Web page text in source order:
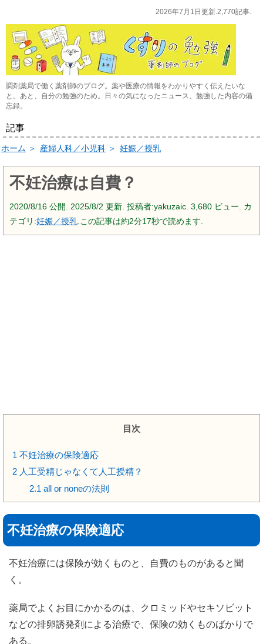
2026年7月1日更新.2,770記事.
調剤薬局で働く薬剤師のブログ。薬や医療の情報をわかりやすく伝えたいな
と。あと、自分の勉強のため。日々の気になったニュース、勉強した内容の備
忘録。
記事
ホーム ＞ 産婦人科／小児科 ＞ 妊娠／授乳
不妊治療は自費？
2020/8/16 公開. 2025/8/2 更新. 投稿者:yakuzaic. 3,680 ビュー. カ
テゴリ:妊娠／授乳 .この記事は約2分17秒で読めます.
目次
1 不妊治療の保険適応
2 人工受精じゃなくて人工授精？
2.1 all or noneの法則
不妊治療の保険適応
不妊治療には保険が効くものと、自費のものがあると聞
く。
薬局でよくお目にかかるのは、クロミッドやセキソビット
などの排卵誘発剤による治療で、保険の効くものばかりで
ある。